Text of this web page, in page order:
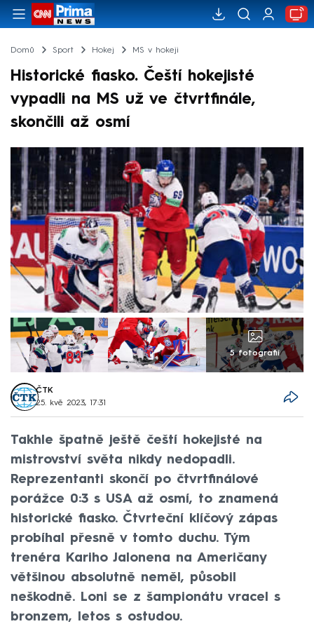
Domů Sport Hokej MS v hokeji
Historické fiasko. Čeští hokejisté
vypadli na MS už ve čtvrtfinále,
skončili až osmí
5 fotografií
ČTK
25. kvě 2023, 17:31
Takhle špatně ještě čeští hokejisté na
mistrovství světa nikdy nedopadli.
Reprezentanti skončí po čtvrtfinálové
porážce 0:3 s USA až osmí, to znamená
historické fiasko. Čtvrteční klíčový zápas
probíhal přesně v tomto duchu. Tým
trenéra Kariho Jalonena na Američany
většinou absolutně neměl, působil
neškodně. Loni se z šampionátu vracel s
bronzem, letos s ostudou.